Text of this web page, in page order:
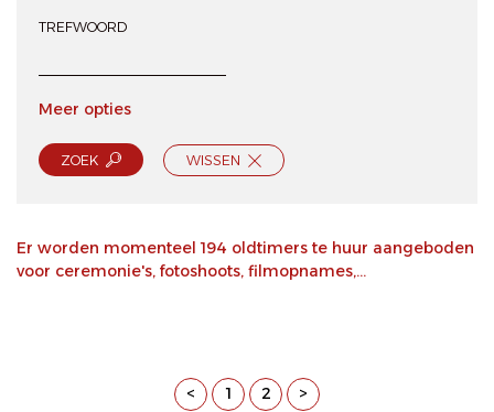
TREFWOORD
Meer opties
ZOEK WISSEN
Er worden momenteel 194 oldtimers te huur aangeboden
voor ceremonie's, fotoshoots, filmopnames,...
< 1 2 >